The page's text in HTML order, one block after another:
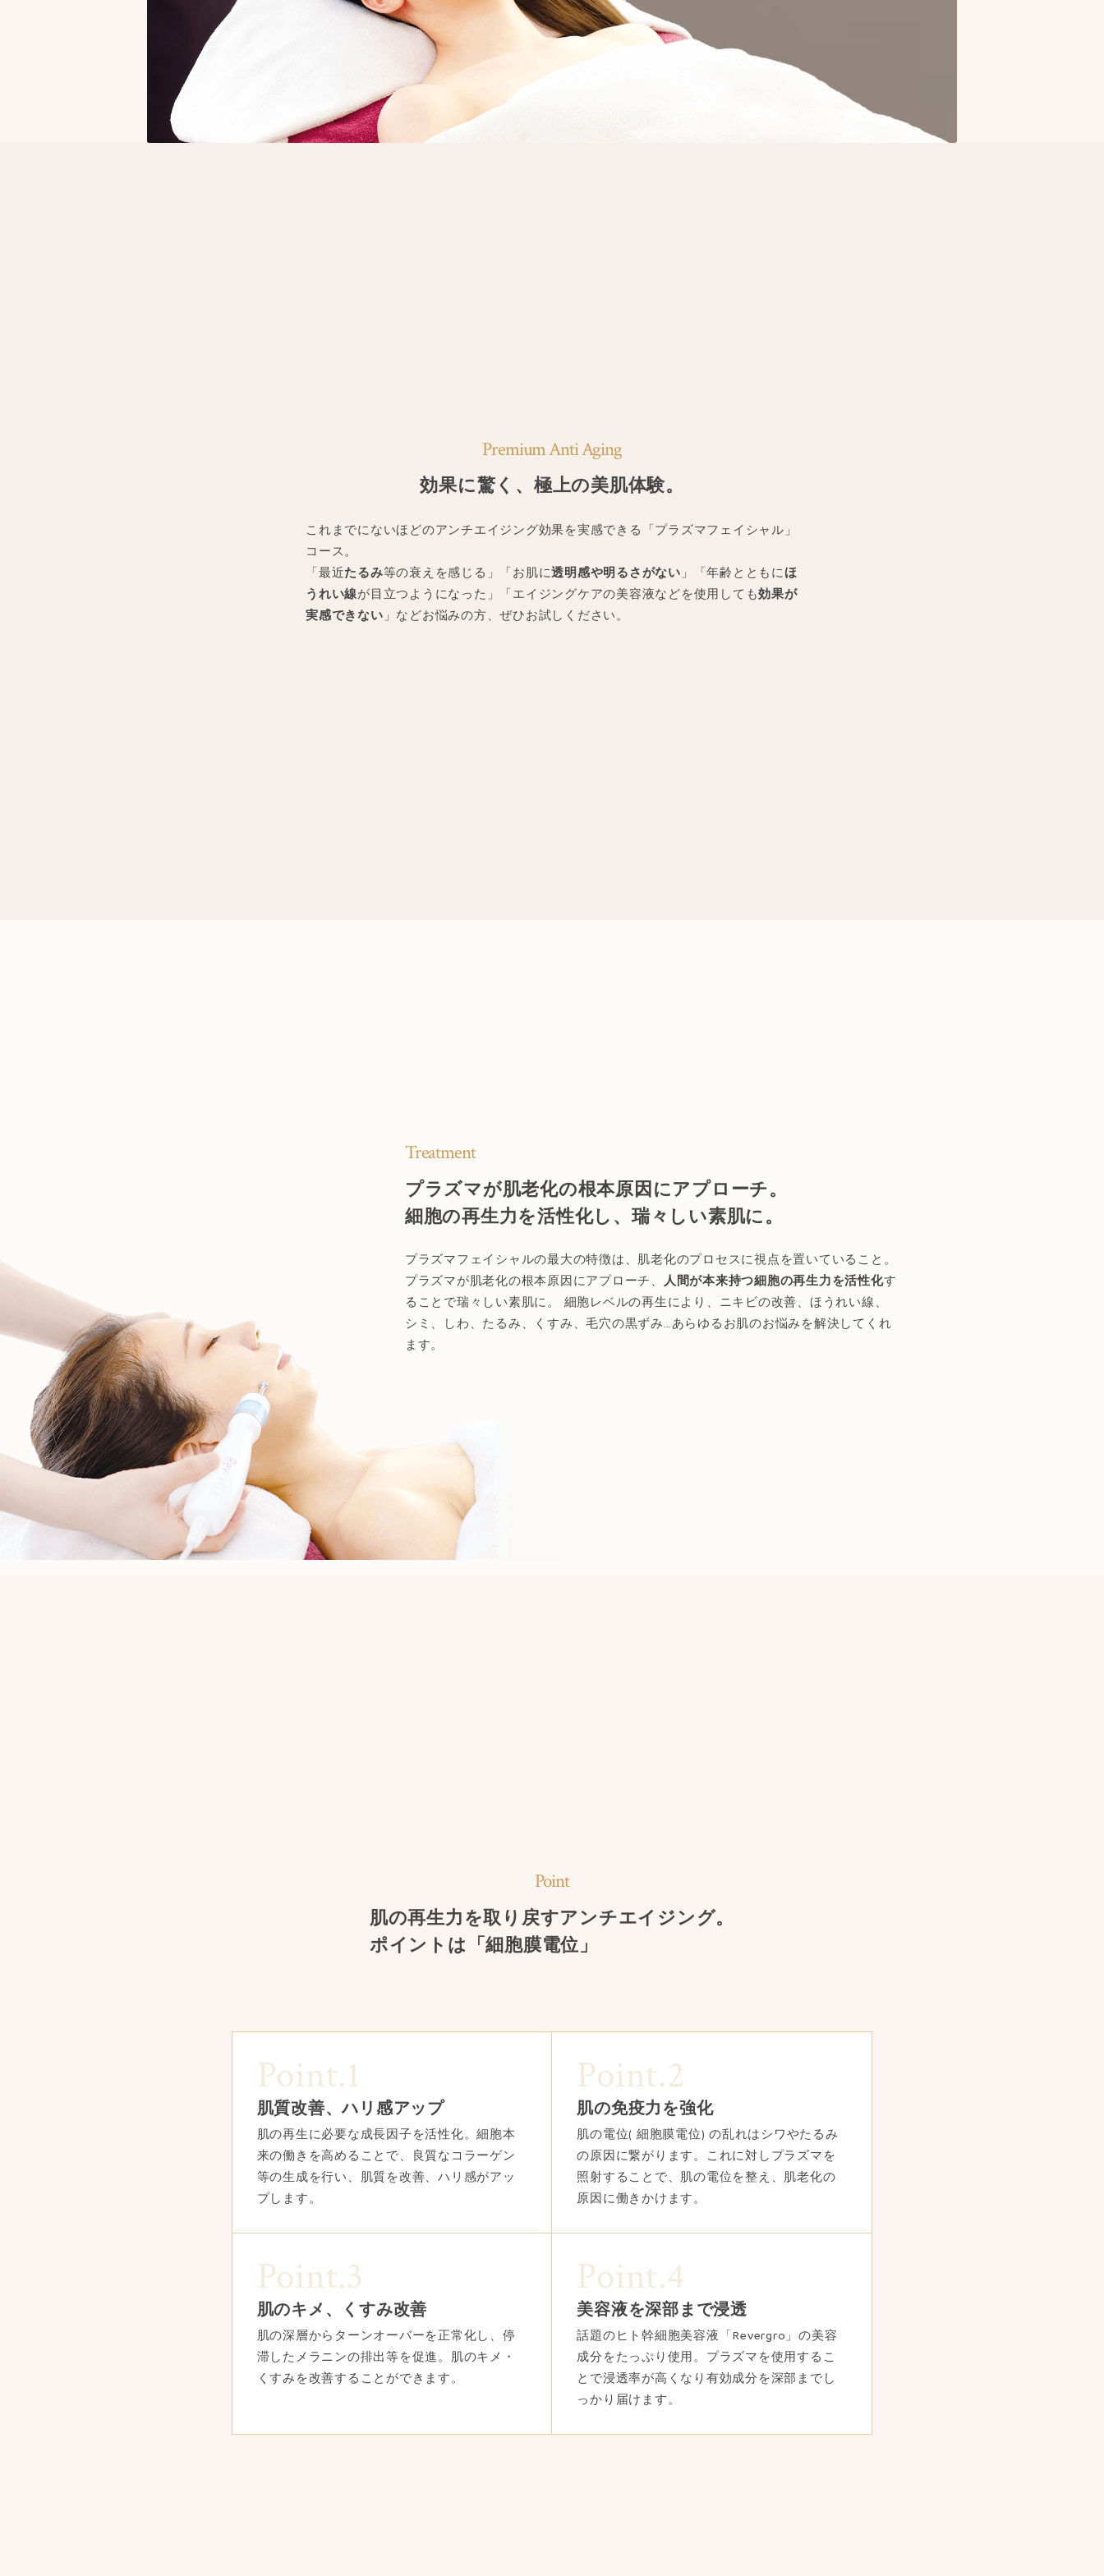
Premium Anti Aging
効果に驚く、極上の美肌体験。
これまでにないほどのアンチエイジング効果を実感できる「プラズマフェイシャル」
コース。
「最近たるみ等の衰えを感じる」「お肌に透明感や明るさがない 」「年齢とともに ほ
うれい線が目立つようになった」「エイジングケアの美容液などを使用しても効果が
実感できない 」などお悩みの方、ぜひお試しください。
Treatment
プラズマが肌老化の根本原因にアプローチ。
細胞の再生力を活性化し、瑞々しい素肌に。
プラズマフェイシャルの最大の特徴は、肌老化のプロセスに視点を置いていること。
プラズマが肌老化の根本原因にアプローチ、
人間が本来持つ細胞の再生力を活性化す
ることで瑞々しい素肌に。
細胞レベルの再生により、ニキビの改善、ほうれい線、
シミ、しわ、たるみ、くすみ、毛穴の黒ずみ…あらゆるお肌のお悩みを解決してくれ
ます。
Point
肌の再生力を取り戻すアンチエイジング。
ポイントは「細胞膜電位」
Point.1
肌質改善、ハリ感アップ
肌の再生に必要な成長因子を活性化。細胞本
来の働きを高めることで、良質なコラーゲン
等の生成を行い、肌質を改善、ハリ感がアッ
プします。
Point.2
肌の免疫力を強化
肌の電位( 細胞膜電位) の乱れはシワやたるみ
の原因に繋がります。これに対しプラズマを
照射することで、肌の電位を整え、肌老化の
原因に働きかけます。
Point.3
肌のキメ、くすみ改善
肌の深層からターンオーバーを正常化し、停
滞したメラニンの排出等を促進。肌のキメ・
くすみを改善することができます。
Point.4
美容液を深部まで浸透
話題のヒト幹細胞美容液「Revergro」の美容
成分をたっぷり使用。プラズマを使用するこ
とで浸透率が高くなり有効成分を深部までし
っかり届けます。